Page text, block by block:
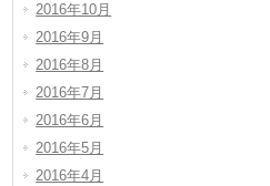
2016年10月
2016年9月
2016年8月
2016年7月
2016年6月
2016年5月
2016年4月